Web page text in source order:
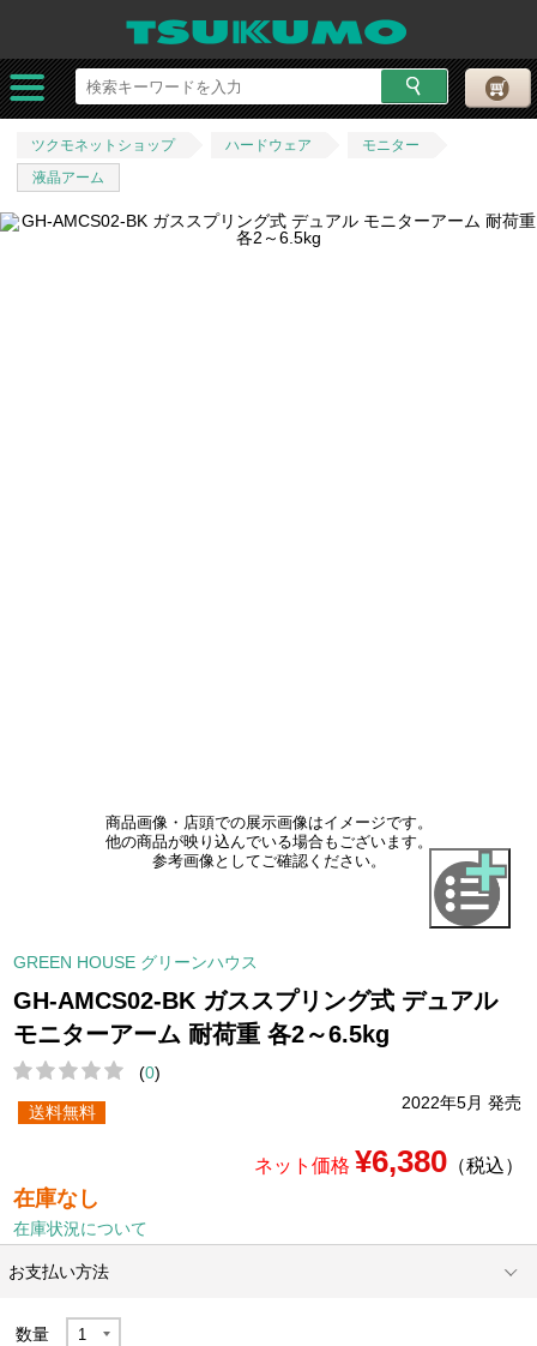
ツクモネットショップ ハードウェア
モニター
液晶アーム
商品画像・店頭での展示画像はイメージです。
他の商品が映り込んでいる場合もございます。
参考画像としてご確認ください。
GREEN HOUSE グリーンハウス
GH-AMCS02-BK ガススプリング式 デュアル
モニターアーム 耐荷重 各2～6.5kg
(0)
2022年5月 発売
送料無料
ネット価格 ¥6,380（税込）
在庫なし
在庫状況について
お支払い方法
数量